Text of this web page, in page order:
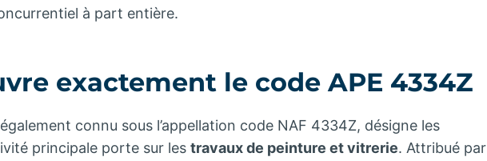
à part entière.
exactement le code APE 4334Z
connu sous l’appellation code NAF 4334Z, désigne les
principale porte sur les travaux de peinture et vitrerie. Attribué par